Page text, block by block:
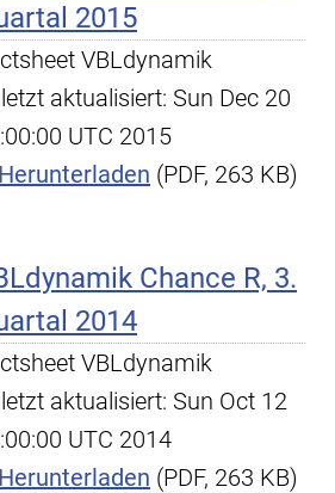
2015
VBLdynamik
aktualisiert: Sun Dec 20
UTC 2015
Herunterladen (PDF, 263 KB)
Chance R, 3.
2014
VBLdynamik
aktualisiert: Sun Oct 12
UTC 2014
Herunterladen (PDF, 263 KB)